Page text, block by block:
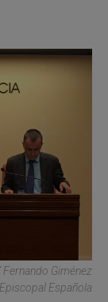
Fernando Giménez
Española